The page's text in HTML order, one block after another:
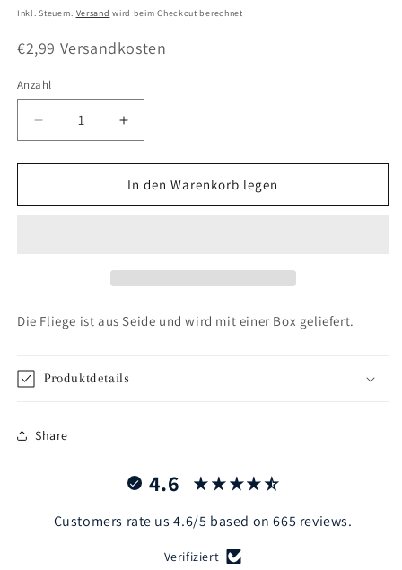
Preis
Inkl. Steuern. Versand wird beim Checkout berechnet
€2,99 Versandkosten
Anzahl
Anzahl
Verringere
die
Menge
Rote
Erhöhe
die
Menge
für
Rote
In den Warenkorb legen
Die Fliege ist aus Seide und wird mit einer Box geliefert.
Produktdetails
Share
4.6
Customers rate us 4.6/5 based on 665 reviews.
Verifiziert